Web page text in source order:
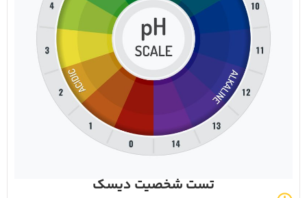
تست شخصیت دیسک